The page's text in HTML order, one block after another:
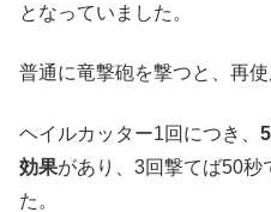
となっていました。
普通に竜撃砲を撃つと、再使
ヘイルカッター1回につき、
効果があり、3回撃てば50秒
た。